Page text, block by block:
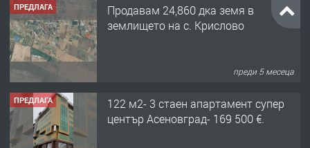
ПРЕДЛАГА
Продавам 24,860 дка земя в
землището на с. Крислово
преди 5 месеца
ПРЕДЛАГА
122 м2- 3 стаен апартамент супер
център Асеновград- 169 500 €.